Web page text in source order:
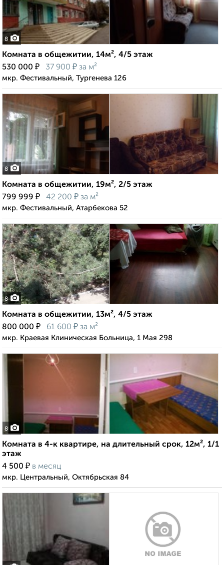
8
Комната в общежитии, 14м², 4/5 этаж
530 000 ₽ 37 900 ₽ за м²
мкр. Фестивальный, Тургенева 126
8
Комната в общежитии, 19м², 2/5 этаж
799 999 ₽ 42 200 ₽ за м²
мкр. Фестивальный, Атарбекова 52
8
Комната в общежитии, 13м², 4/5 этаж
800 000 ₽ 61 600 ₽ за м²
мкр. Краевая Клиническая Больница, 1 Мая 298
8
Комната в 4-к квартире, на длительный срок, 12м², 1/1
этаж
4 500 ₽ в месяц
мкр. Центральный, Октябрьская 84